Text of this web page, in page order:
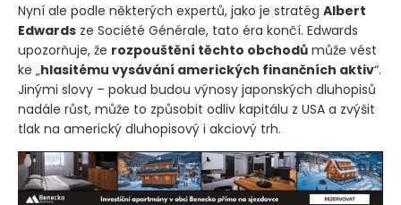
Nyní ale podle některých expertů, jako je stratég Albert
Edwards ze Société Générale, tato éra končí. Edwards
upozorňuje, že rozpouštění těchto obchodů může vést
ke „hlasitému vysávání amerických finančních aktiv“.
Jinými slovy – pokud budou výnosy japonských dluhopisů
nadále růst, může to způsobit odliv kapitálu z USA a zvýšit
tlak na americký dluhopisový i akciový trh.